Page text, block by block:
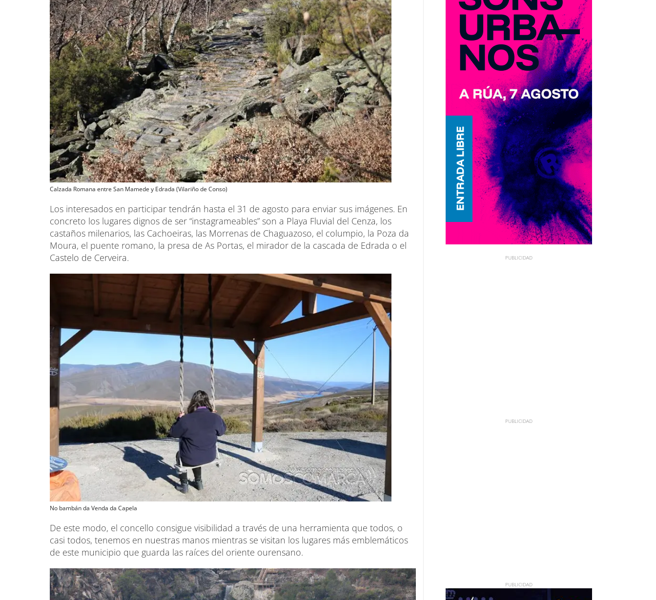
Calzada Romana entre San Mamede y Edrada (Vilariño de Conso)
Los interesados en participar tendrán hasta el 31 de agosto para enviar sus imágenes. En
concreto los lugares dignos de ser “instagrameables” son a Playa Fluvial del Cenza, los
castaños milenarios, las Cachoeiras, las Morrenas de Chaguazoso, el columpio, la Poza da
Moura, el puente romano, la presa de As Portas, el mirador de la cascada de Edrada o el
Castelo de Cerveira.
No bambán da Venda da Capela
De este modo, el concello consigue visibilidad a través de una herramienta que todos, o
casi todos, tenemos en nuestras manos mientras se visitan los lugares más emblemáticos
de este municipio que guarda las raíces del oriente ourensano.